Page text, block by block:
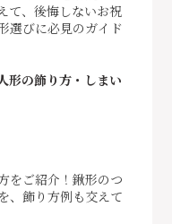
て、後悔しないお祝
選びに必見のガイド
形の飾り方・しまい
をご紹介！鍬形のつ
、飾り方例も交えて